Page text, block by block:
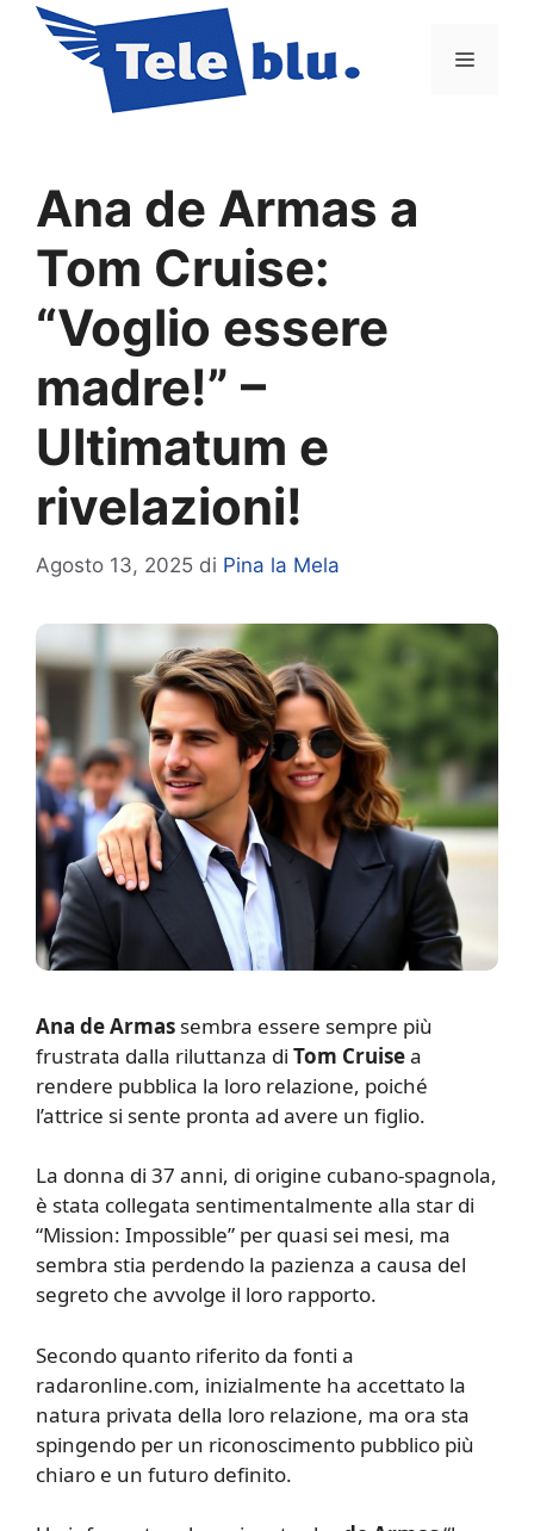
contenuto
Menu
Ana de Armas a
Tom Cruise:
“Voglio essere
madre!” –
Ultimatum e
rivelazioni!
Agosto 13, 2025 di Pina la Mela
Ana de Armas sembra essere sempre più
frustrata dalla riluttanza di Tom Cruisea
rendere pubblica la loro relazione, poiché
l’attrice si sente pronta ad avere un figlio.
La donna di 37 anni, di origine cubano-spagnola,
è stata collegata sentimentalmente alla star di
“Mission: Impossible” per quasi sei mesi, ma
sembra stia perdendo la pazienza a causa del
segreto che avvolge il loro rapporto.
Secondo quanto riferito da fonti a
radaronline.com, inizialmente ha accettato la
natura privata della loro relazione, ma ora sta
spingendo per un riconoscimento pubblico più
chiaro e un futuro definito.